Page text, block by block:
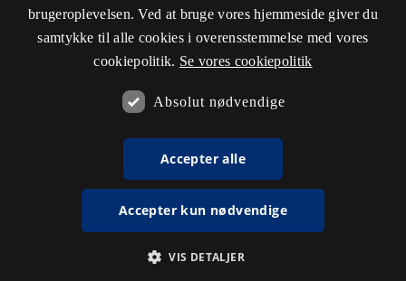
brugeroplevelsen. Ved at bruge vores hjemmeside giver du
samtykke til alle cookies i overensstemmelse med vores
cookiepolitik. Se vores cookiepolitik
Absolut nødvendige
Accepter alle
Accepter kun nødvendige
VIS DETALJER